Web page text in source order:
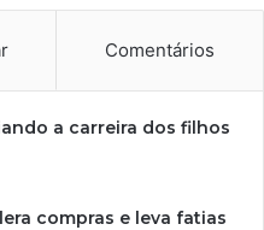
Comentários
a carreira dos filhos
compras e leva fatias